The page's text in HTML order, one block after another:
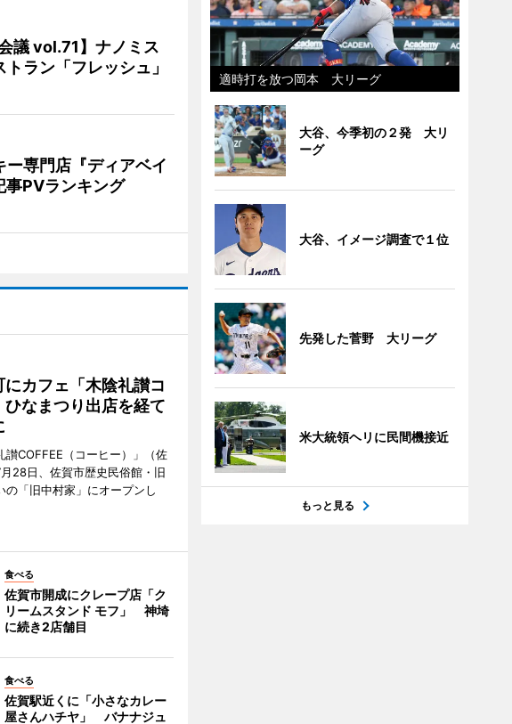
議 vol.71】ナノミス
ラン「フレッシュ」
ー専門店『ディアベイ
PVランキング
カフェ「木陰礼讃コ
なまつり出店を経て
讃COFFEE（コーヒー）」（佐
28日、佐賀市歴史民俗館・旧
の「旧中村家」にオープンし
食べる
佐賀市開成にクレープ店「ク
リームスタンド モフ」 神埼
に続き2店舗目
食べる
佐賀駅近くに「小さなカレー
屋さんハチヤ」 バナナジュ
適時打を放つ岡本 大リーグ
大谷、今季初の２発 大リ
ーグ
大谷、イメージ調査で１位
先発した菅野 大リーグ
米大統領ヘリに民間機接近
もっと見る